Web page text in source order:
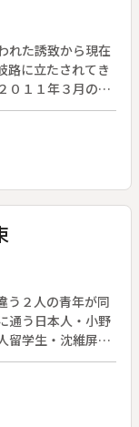
解体の日を迎え
んは心の中で何度
１２年６月。文子
れた誘致から現在
路に立たされてき
０１１年３月の東
と、地域経済の現
様々な意見を取
出す。
う２人の青年が同
通う日本人・小野
留学生・沈維屏さ
に仲の良かった２
いの存在を気に
人が再会したの
引き揚げる小野